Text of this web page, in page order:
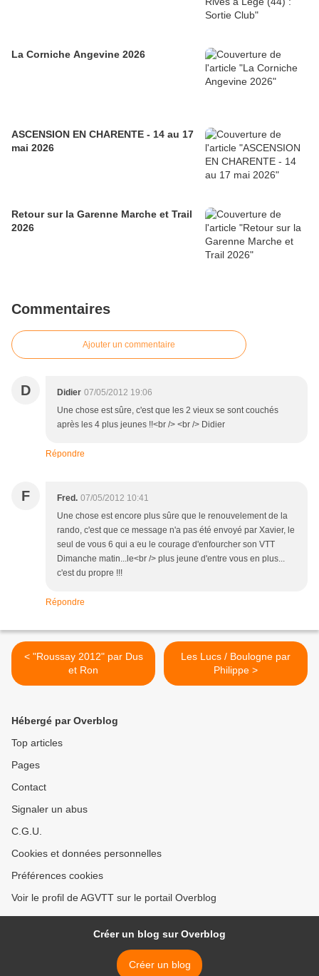
La Corniche Angevine 2026
ASCENSION EN CHARENTE - 14 au 17
mai 2026
Retour sur la Garenne Marche et Trail
2026
Commentaires
Ajouter un commentaire
D Didier 07/05/2012 19:06
Une chose est sûre, c'est que les 2 vieux se sont couchés
après les 4 plus jeunes !!<br /> <br /> Didier
Répondre
F Fred. 07/05/2012 10:41
Une chose est encore plus sûre que le renouvelement de la
rando, c'est que ce message n'a pas été envoyé par Xavier, le
seul de vous 6 qui a eu le courage d'enfourcher son VTT
Dimanche matin...le<br /> plus jeune d'entre vous en plus...
c'est du propre !!!
Répondre
< "Roussay 2012" par Dus
et Ron
Les Lucs / Boulogne par
Philippe >
Hébergé par Overblog
Top articles
Pages
Contact
Signaler un abus
C.G.U.
Cookies et données personnelles
Préférences cookies
Voir le profil de AGVTT sur le portail Overblog
Créer un blog sur Overblog
Créer un blog